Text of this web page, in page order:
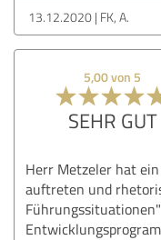
13.12.2020 FK, A.
5,00 von 5
SEHR GUT
Herr Metzeler hat
auftreten und